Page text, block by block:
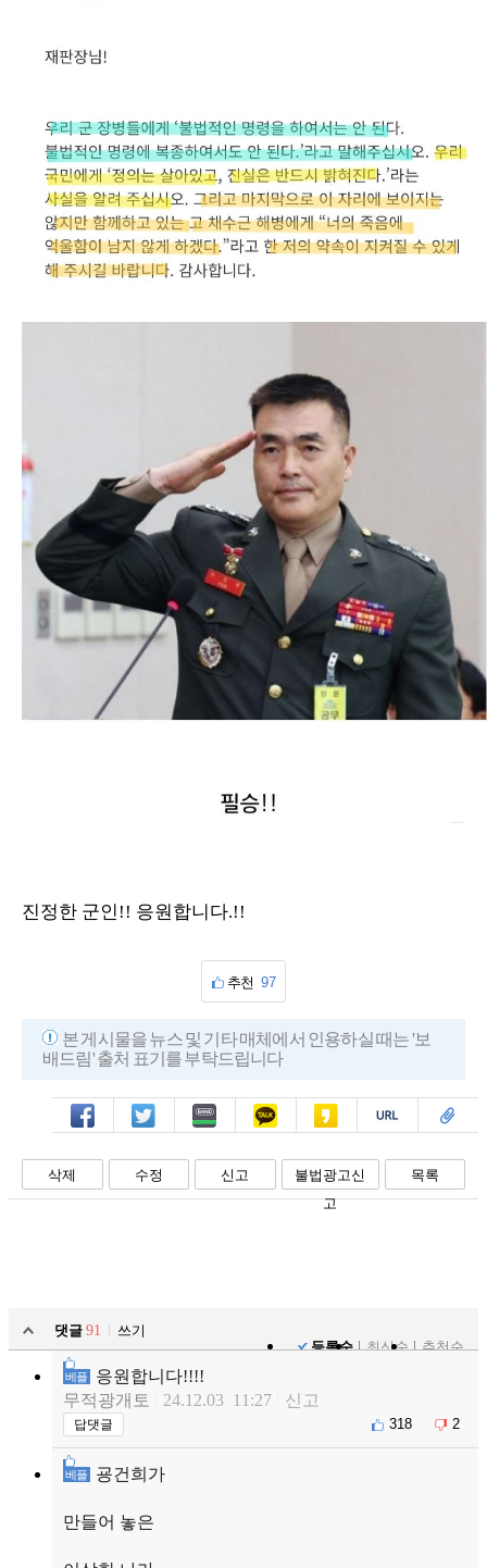
진정한 군인!! 응원합니다.!!
추천 97
본 게시물을 뉴스 및 기타 매체에서 인용하실 때는 '보
배드림' 출처 표기를 부탁드립니다
페북 트윗 밴드 카톡 카스 복사 스크랩
삭제 수정 신고
불법광고신
고
목록
댓글 91
쓰기
등록순
최신순 추천순
베플
응원합니다!!!!
무적광개토
24.12.03 11:27 신고
답댓글 318 2
베플 굥건희가
만들어 놓은